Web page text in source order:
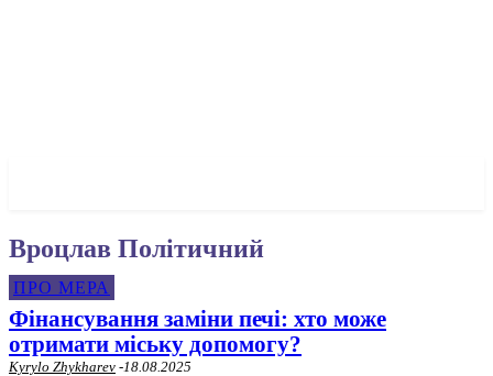
Вроцлав Політичний
ПРО МЕРА
Фінансування заміни печі: хто може
отримати міську допомогу?
Kyrylo Zhykharev -18.08.2025